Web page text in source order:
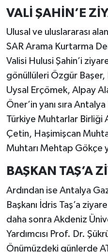
VALİ ŞAHİN’E
Ulusal ve uluslararası
SAR Arama Kurtarma
Valisi Hulusi Şahin’i
gönüllüleri Özgür
Uysal Erçömek, Alpay
Öner’in yanı sıra
Türkiye Muhtarlar Birliği
Çetin, Haşimişcan
Muhtarı Mehtap Gökçe
BAŞKAN TAŞ’A
Ardından ise Antalya
Başkanı İdris Taş’a
daha sonra Akdeniz
Yardımcısı Prof. Dr.
Önümüzdeki günlerde